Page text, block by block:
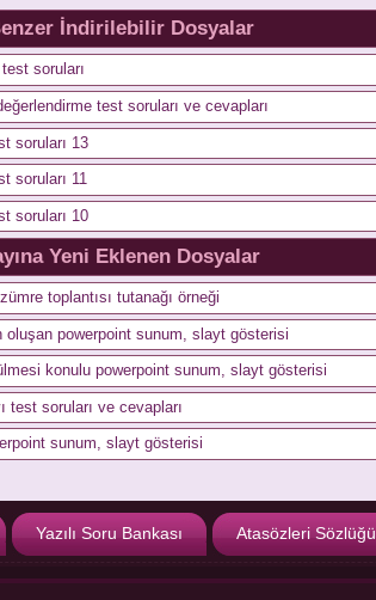
İndirilebilir Dosyalar
soruları
test soruları ve cevapları
soruları 13
soruları 11
soruları 10
Yeni Eklenen Dosyalar
toplantısı tutanağı örneği
oluşan powerpoint sunum, slayt gösterisi
konulu powerpoint sunum, slayt gösterisi
test soruları ve cevapları
sunum, slayt gösterisi
Yazılı Soru Bankası Atasözleri Sözlüğü